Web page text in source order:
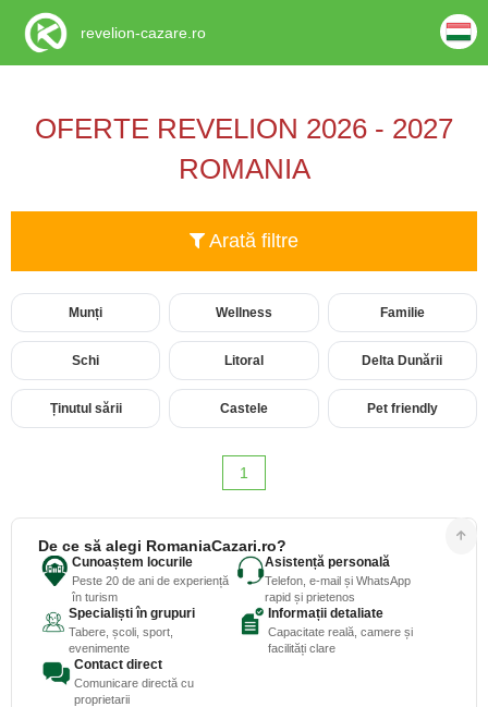
OFERTE REVELION 2026 - 2027
ROMANIA
Arată filtre
Munți Wellness Familie
Schi Litoral Delta Dunării
Ținutul sării Castele Pet friendly
1
De ce să alegi RomaniaCazari.ro?
Cunoaștem locurile
Peste 20 de ani de experiență
în turism
Asistență personală
Telefon, e-mail și WhatsApp
rapid și prietenos
Specialiști în grupuri
Tabere, școli, sport,
evenimente
Informații detaliate
Capacitate reală, camere și
facilități clare
Contact direct
Comunicare directă cu
proprietarii
revelion-cazare.ro